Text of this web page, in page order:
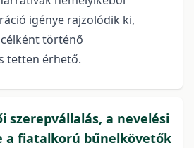
igénye rajzolódik ki,
történő
tetten érhető.
szerepvállalás, a nevelési
a fiatalkorú bűnelkövetők